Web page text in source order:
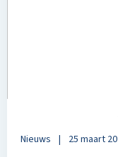
Nieuws | 25 maart